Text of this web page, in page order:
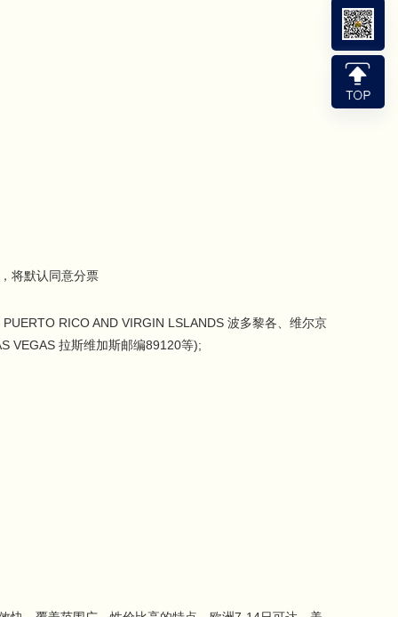
将默认同意分票
RICO AND VIRGIN LSLANDS 波多黎各、维尔京
VEGAS 拉斯维加斯邮编89120等);